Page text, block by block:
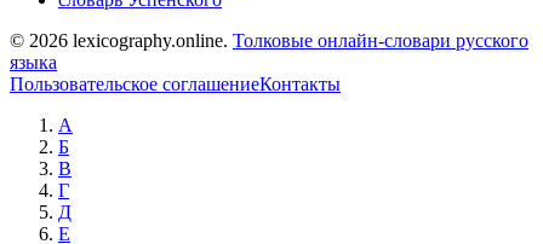
© 2026 lexicography.online. Толковые онлайн-словари русского
языка
Пользовательское соглашениеКонтакты
А
Б
В
Г
Д
Е